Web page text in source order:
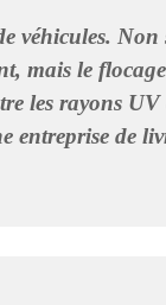
véhicules. Non
mais le
les rayons UV
entreprise de